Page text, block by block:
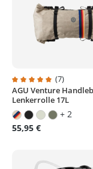
Durchschnittliche
(7)
AGU Venture
Lenkerrolle 17L
+ 2
55,95 €